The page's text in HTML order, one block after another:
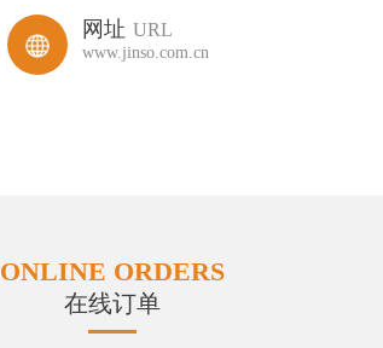
网址 URL
www.jinso.com.cn
ONLINE ORDERS
在线订单